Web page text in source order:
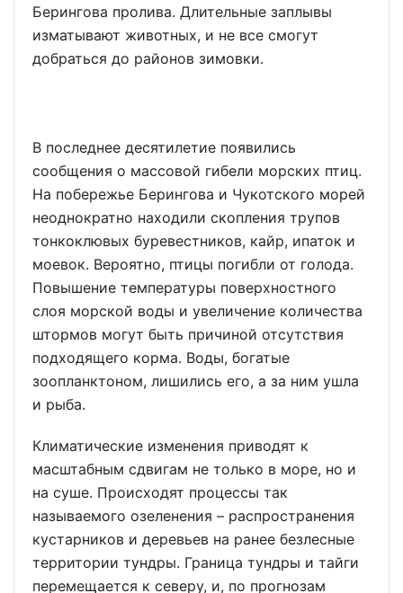
Берингова пролива. Длительные заплывы
изматывают животных, и не все смогут
добраться до районов зимовки.
В последнее десятилетие появились
сообщения о массовой гибели морских птиц.
На побережье Берингова и Чукотского морей
неоднократно находили скопления трупов
тонкоклювых буревестников, кайр, ипаток и
моевок. Вероятно, птицы погибли от голода.
Повышение температуры поверхностного
слоя морской воды и увеличение количества
штормов могут быть причиной отсутствия
подходящего корма. Воды, богатые
зоопланктоном, лишились его, а за ним ушла
и рыба.
Климатические изменения приводят к
масштабным сдвигам не только в море, но и
на суше. Происходят процессы так
называемого озеленения – распространения
кустарников и деревьев на ранее безлесные
территории тундры. Граница тундры и тайги
перемещается к северу, и, по прогнозам